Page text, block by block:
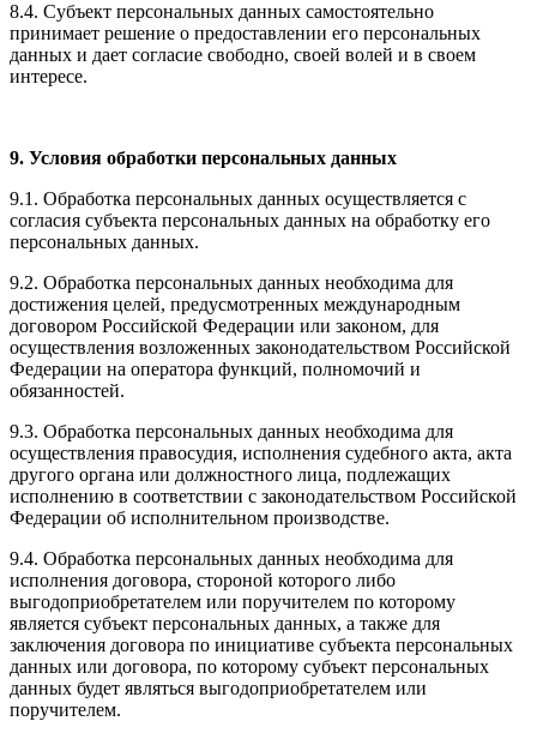
8.4. Субъект персональных данных самостоятельно
принимает решение о предоставлении его персональных
данных и дает согласие свободно, своей волей и в своем
интересе.
9. Условия обработки персональных данных
9.1. Обработка персональных данных осуществляется с
согласия субъекта персональных данных на обработку его
персональных данных.
9.2. Обработка персональных данных необходима для
достижения целей, предусмотренных международным
договором Российской Федерации или законом, для
осуществления возложенных законодательством Российской
Федерации на оператора функций, полномочий и
обязанностей.
9.3. Обработка персональных данных необходима для
осуществления правосудия, исполнения судебного акта, акта
другого органа или должностного лица, подлежащих
исполнению в соответствии с законодательством Российской
Федерации об исполнительном производстве.
9.4. Обработка персональных данных необходима для
исполнения договора, стороной которого либо
выгодоприобретателем или поручителем по которому
является субъект персональных данных, а также для
заключения договора по инициативе субъекта персональных
данных или договора, по которому субъект персональных
данных будет являться выгодоприобретателем или
поручителем.